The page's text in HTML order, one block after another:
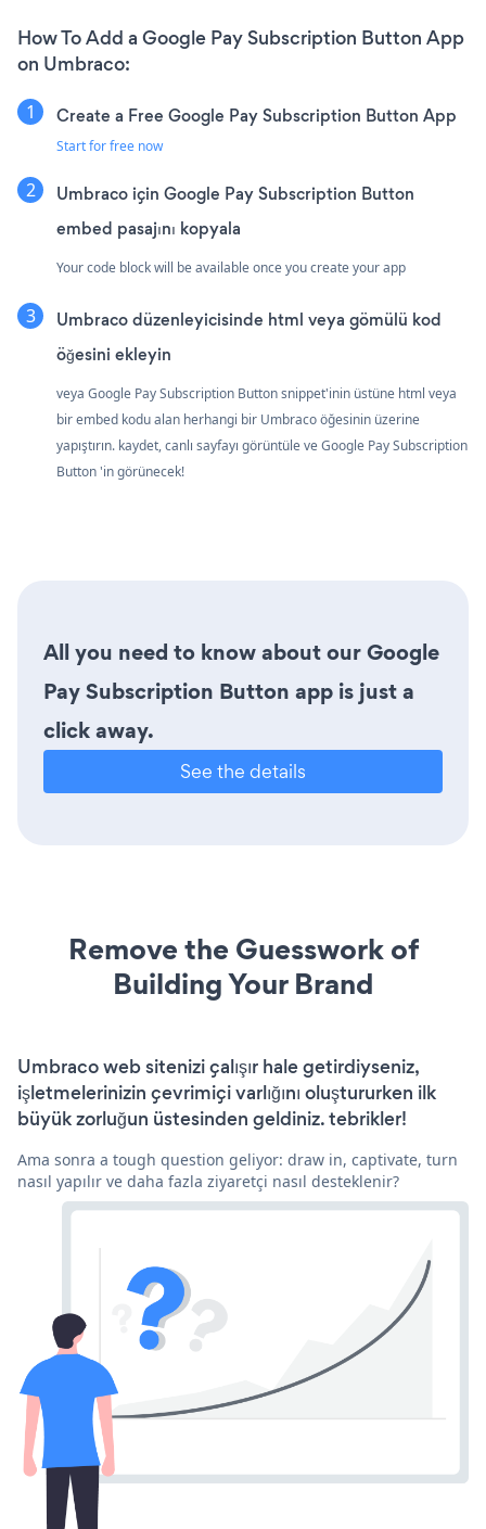
How To Add a Google Pay Subscription Button App
on Umbraco:
Create a Free Google Pay Subscription Button App
Start for free now
Umbraco için Google Pay Subscription Button
embed pasajını kopyala
Your code block will be available once you create your app
Umbraco düzenleyicisinde html veya gömülü kod
öğesini ekleyin
veya Google Pay Subscription Button snippet'inin üstüne html veya
bir embed kodu alan herhangi bir Umbraco öğesinin üzerine
yapıştırın. kaydet, canlı sayfayı görüntüle ve Google Pay Subscription
Button 'in görünecek!
All you need to know about our Google
Pay Subscription Button app is just a
click away.
See the details
Remove the Guesswork of
Building Your Brand
Umbraco web sitenizi çalışır hale getirdiyseniz,
işletmelerinizin çevrimiçi varlığını oluştururken ilk
büyük zorluğun üstesinden geldiniz. tebrikler!
Ama sonra a tough question geliyor: draw in, captivate, turn
nasıl yapılır ve daha fazla ziyaretçi nasıl desteklenir?